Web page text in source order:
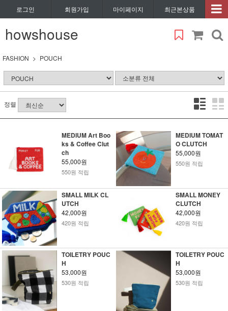
로그인 회원가입 마이페이지 최근본상품
howshouse
FASHION POUCH
정렬
MEDIUM Art Boo
ks & Coffee Clut
ch
55,000원
550원 적립
MEDIUM TOMAT
O CLUTCH
55,000원
550원 적립
SMALL MILK CL
UTCH
42,000원
420원 적립
SMALL MONEY
CLUTCH
42,000원
420원 적립
TOILETRY POUC
H
53,000원
530원 적립
TOILETRY POUC
H
53,000원
530원 적립